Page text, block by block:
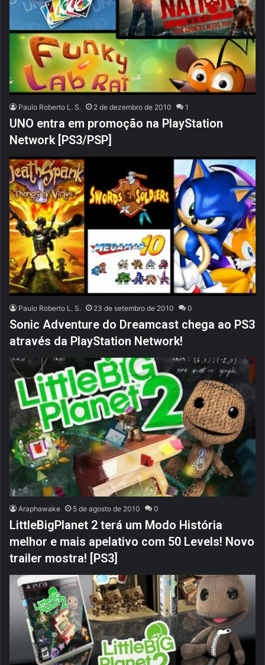
Paulo Roberto L. S. 2 de dezembro de 2010 1
UNO entra em promoção na PlayStation
Network [PS3/PSP]
Paulo Roberto L. S. 23 de setembro de 2010 0
Sonic Adventure do Dreamcast chega ao PS3
através da PlayStation Network!
Araphawake 5 de agosto de 2010 0
LittleBigPlanet 2 terá um Modo História
melhor e mais apelativo com 50 Levels! Novo
trailer mostra! [PS3]